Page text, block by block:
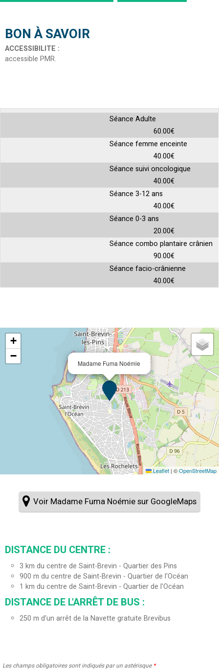
BON À SAVOIR
ACCESSIBILITE :
accessible PMR
Séance Adulte
60.00€
Séance femme enceinte
40.00€
Séance suivi oncologique
40.00€
Séance 3-12 ans
40.00€
Séance 0-3 ans
20.00€
Séance combo plantaire crânien
90.00€
Séance facio-crânienne
40.00€
Madame Fuma Noémie
+
−
Leaflet | ©OpenStreetMap
Voir Madame Fuma Noémie sur GoogleMaps
DISTANCE DU CENTRE :
3 km du centre de Saint-Brevin - Quartier des Pins
900 m du centre de Saint-Brevin - Quartier de l'Océan
1 km du centre de Saint-Brevin - Quartier de l'Océan
DISTANCE DE L'ARRÊT DE BUS :
250 m d'un arrêt de la Navette gratuite Brevibus
Les champs obligatoires sont indiqués par un astérisque *